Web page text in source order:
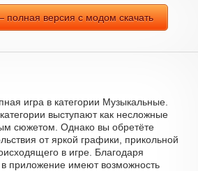
полная версия с модом скачать
игра в категории Музыкальные.
выступают как несложные
сюжетом. Однако вы обретёте
от яркой графики, прикольной
в игре. Благодаря
приложение имеют возможность